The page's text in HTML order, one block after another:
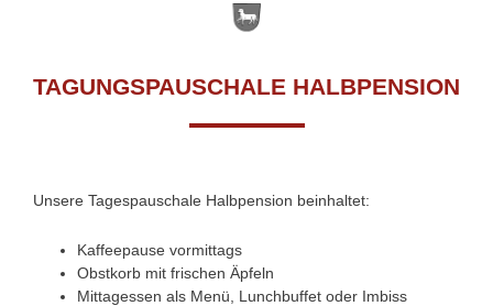
TAGUNGSPAUSCHALE HALBPENSION
Unsere Tagespauschale Halbpension beinhaltet:
Kaffeepause vormittags
Obstkorb mit frischen Äpfeln
Mittagessen als Menü, Lunchbuffet oder Imbiss